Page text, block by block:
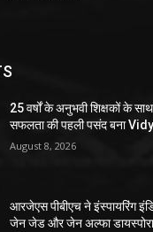
25 वर्षों के अनुभवी शिक्षकों के
सफलता की पहली पसंद बना
August 8, 2026
आरजेएस पीबीएच ने इंस्पायरिंग
जेन जेड और जेन अल्फा डायस्पोरा